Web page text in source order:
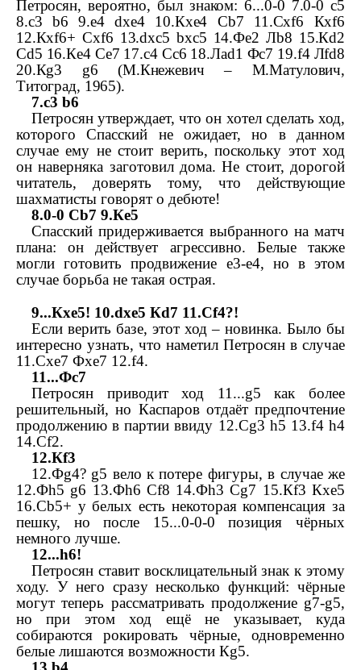
Петросян, вероятно, был знаком: 6...0-­0 7.0-­0c5
8.c3 b6 9.e4dxe4 10.Кxe4 Сb7 11.Сxf6 Кxf6
12.Кxf6+Сxf6 13.dxc5 bxc5 14.Фe2 Лb8 15.Кd2
Сd5 16.Кe4 Сe7 17.c4 Сc6 18.Лad1 Фc7 19.f4 Лfd8
20.Кg3 g6 (М.Кнежевич – М.Матулович,
Титоград, 1965).
7.c3 b6
Петросян утверждает, что он хотел сделать ход,
которого Спасский не ожидает, но в данном
случае ему не стоит верить, поскольку этот ход
он наверняка заготовил дома. Не стоит, дорогой
читатель, доверять тому, что действующие
шахматисты говорят о дебюте!
8.0-­0 Сb7 9.Кe5
Спасский придерживается выбранного на матч
плана: он действует агрессивно. Белые также
могли готовить продвижение е3-e4, но в этом
случае борьба не такая острая.
9...Кxe5! 10.dxe5 Кd7 11.Сf4?!
Если верить базе, этот ход – новинка. Было бы
интересно узнать, что наметил Петросян в случае
11.Сxe7 Фxe7 12.f4.
11...Фc7
Петросян приводит ход 11...g5 как более
решительный, но Каспаров отдаёт предпочтение
продолжению в партии ввиду 12.Сg3 h5 13.f4h4
14.Сf2.
12.Кf3
12.Фg4? g5 вело к потере фигуры, в случае же
12.Фh5 g6 13.Фh6 Сf8 14.Фh3Сg7 15.Кf3Кxe5
16.Сb5+ у белых есть некоторая компенсация за
пешку, но после 15...0­-0-­0 позиция чёрных
немного лучше.
12...h6!
Петросян ставит восклицательный знак к этому
ходу. У него сразу несколько функций: чёрные
могут теперь рассматривать продолжение g7-g5,
но при этом ход ещё не указывает, куда
собираются рокировать чёрные, одновременно
белые лишаются возможности Кg5.